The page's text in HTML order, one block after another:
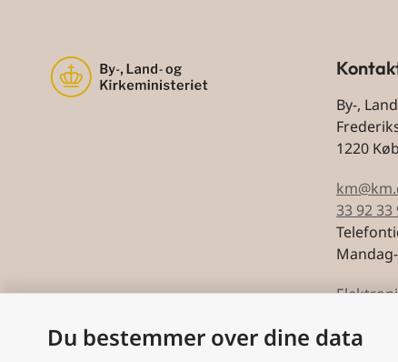
By-,
1220
33 92 33
CVR:
Du bestemmer over dine data